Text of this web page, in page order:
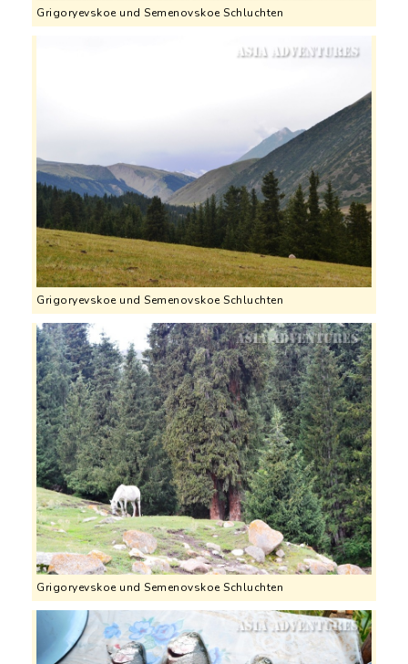
Grigoryevskoe und Semenovskoe Schluchten
Grigoryevskoe und Semenovskoe Schluchten
Grigoryevskoe und Semenovskoe Schluchten